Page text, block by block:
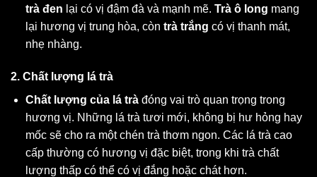
trà đen lại có vị đậm đà và mạnh mẽ. Trà ô long mang
lại hương vị trung hòa, còn trà trắng có vị thanh mát,
nhẹ nhàng.
2. Chất lượng lá trà
Chất lượng của lá tràđóng vai trò quan trọng trong
hương vị. Những lá trà tươi mới, không bị hư hỏng hay
mốc sẽ cho ra một chén trà thơm ngon. Các lá trà cao
cấp thường có hương vị đặc biệt, trong khi trà chất
lượng thấp có thể có vị đắng hoặc chát hơn.